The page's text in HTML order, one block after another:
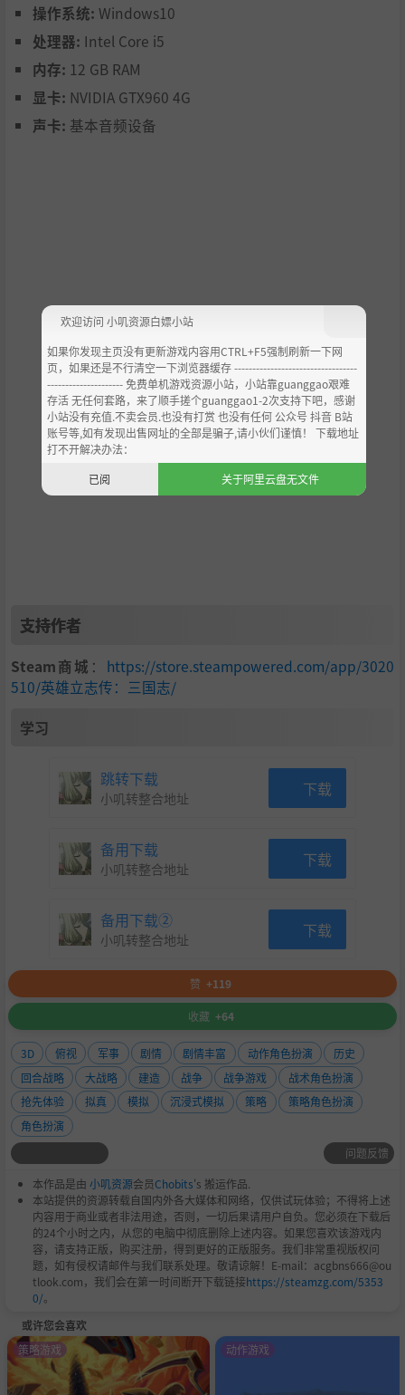
将城市委任给太守。通过执行内政来改善每个城市的经济
收支，将多余金钱用于军队组建和招募，发展科技或执行
特定策略提升自身实力，待军队形成战斗力后发动战争，
攻占敌城，进而统一天下。
五品官时，会被封为太守并获得城市指挥权；功绩积累到
担当二品官时，可成为军团长，将更多城市纳入军团。还
可在与主公对话时用发言力换取更多城市的直辖权，或获
得更多主公军团下的武将。
建私军。当其他势力遭遇战争时，可率领私军加入战局进
结交武将：游戏中所有武将都可结交，结识相性相近的武
将相对容易，而身份高贵或相性不同者则相处较难。与武
将搞好关系能直接获得仙蕴点，还可请求他们对自己进行
特训以快速提高某种特性值，或者邀请其同行一同做任
务，或帮助自己打赢一些平时难以打赢的战斗。
结义与结婚 ：当与武将的关系达到一定程度时，可以与其
操作系统: Windows10
处理器: Intel Core i5
内存: 12 GB RAM
显卡: NVIDIA GTX960 4G
声卡: 基本音频设备
支持作者
Steam商城 ： https://store.steampowered.com/app/3020
510/英雄立志传：三国志/
学习
跳转下载
小叽转整合地址 下载
备用下载
小叽转整合地址 下载
备用下载②
小叽转整合地址 下载
赞 +119
收藏 +64
3D 俯视 军事 剧情 剧情丰富 动作角色扮演
历史
回合战略
大战略 建造 战争 战争游戏
战术角色扮演
抢先体验
拟真 模拟 沉浸式模拟 策略
策略角色扮演
角色扮演
问题反馈
本作品是由 小叽资源会员Chobits's 搬运作品.
本站提供的资源转载自国内外各大媒体和网络，仅供试玩体验；不得将上述
内容用于商业或者非法用途，否则，一切后果请用户自负。您必须在下载后
的24个小时之内，从您的电脑中彻底删除上述内容。如果您喜欢该游戏内
容，请支持正版，购买注册，得到更好的正版服务。我们非常重视版权问
题，如有侵权请邮件与我们联系处理。敬请谅解！E-mail：acgbns666@ou
tlook.com，我们会在第一时间断开下载链接https://steamzg.com/5353
0/。
或许您会喜欢
策略游戏 动作游戏
欢迎访问 小叽资源白嫖小站
如果你发现主页没有更新游戏内容用CTRL+F5强制刷新一下网
页，如果还是不行清空一下浏览器缓存 ----------------------------------
--------------------- 免费单机游戏资源小站，小站靠guanggao艰难
存活 无任何套路，来了顺手搓个guanggao1-2次支持下吧，感谢
小站没有充值.不卖会员.也没有打赏 也没有任何 公众号 抖音 B站
账号等,如有发现出售网址的全部是骗子,请小伙们谨慎！ 下载地址
打不开解决办法：
已阅
关于阿里云盘无文件